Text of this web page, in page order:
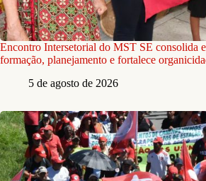
Encontro Intersetorial do MST SE consolida
formação, planejamento e fortalece
5 de agosto de 2026